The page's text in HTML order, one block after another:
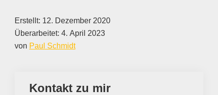
Erstellt: 12. Dezember 2020
Überarbeitet: 4. April 2023
von Paul Schmidt
Kontakt zu mir